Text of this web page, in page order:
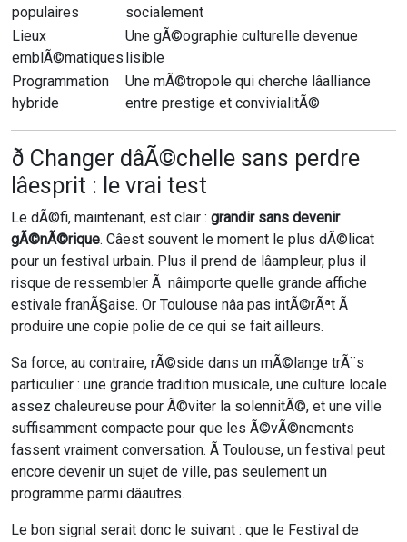
populaires
socialement
Lieux
emblÃ©matiques
Une gÃ©ographie culturelle devenue
lisible
Programmation
hybride
Une mÃ©tropole qui cherche lâalliance
entre prestige et convivialitÃ©
ð Changer dâÃ©chelle sans perdre
lâesprit : le vrai test
Le dÃ©fi, maintenant, est clair : grandir sans devenir
gÃ©nÃ©rique. Câest souvent le moment le plus dÃ©licat
pour un festival urbain. Plus il prend de lâampleur, plus il
risque de ressembler Ã nâimporte quelle grande affiche
estivale franÃ§aise. Or Toulouse nâa pas intÃ©rÃªt Ã
produire une copie polie de ce qui se fait ailleurs.
Sa force, au contraire, rÃ©side dans un mÃ©lange trÃ¨s
particulier : une grande tradition musicale, une culture locale
assez chaleureuse pour Ã©viter la solennitÃ©, et une ville
suffisamment compacte pour que les Ã©vÃ©nements
fassent vraiment conversation. Ã Toulouse, un festival peut
encore devenir un sujet de ville, pas seulement un
programme parmi dâautres.
Le bon signal serait donc le suivant : que le Festival de